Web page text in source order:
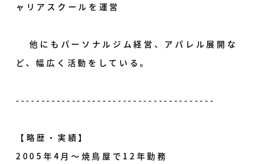
ャリアスクールを運営
他にもパーソナルジム経営、アパレル展開な
ど、幅広く活動をしている。
---------------------------------------
【略歴・実績】
2005年4月〜焼鳥屋で12年勤務